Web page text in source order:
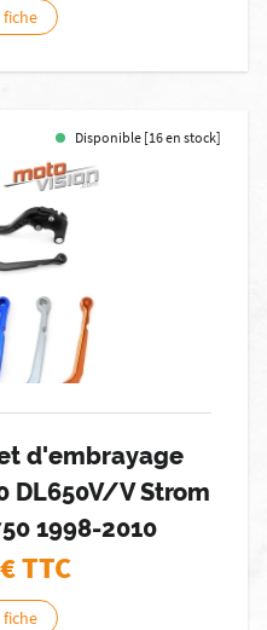
fiche
Disponible [16 en stock]
d'embrayage
DL650V/V Strom
1998-2010
€ TTC
fiche